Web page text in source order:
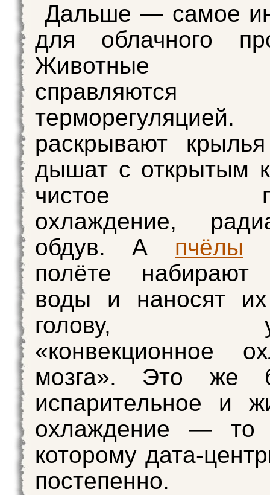
Дальше — самое
для облачного
Животные
раскрывают
дышат с открытым
чистое
охлаждение,
обдув. А пчёлы
полёте набирают
воды и наносят
голову,
«конвекционное
мозга». Это же
испарительное и
охлаждение — то
которому дата-
постепенно.